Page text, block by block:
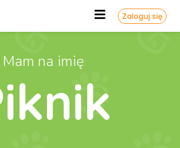
Zaloguj się
Mam na imię